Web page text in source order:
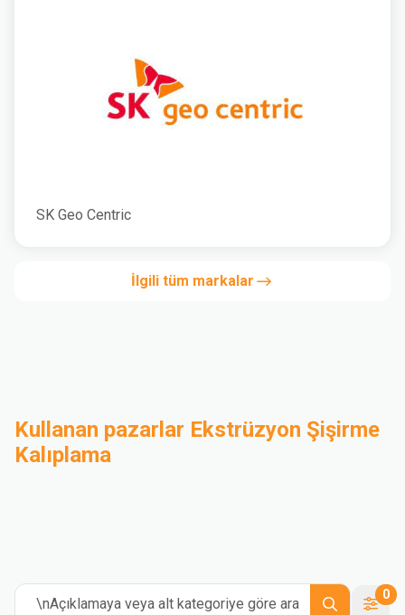
SK Geo Centric
İlgili tüm markalar
Kullanan pazarlar Ekstrüzyon Şişirme
Kalıplama
\nAçıklamaya veya alt kategoriye göre ara
0